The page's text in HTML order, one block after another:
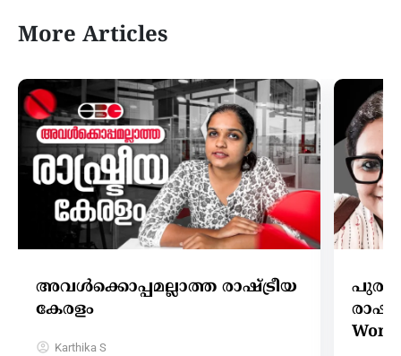
More Articles
അവള്‍ക്കൊപ്പമല്ലാത്ത രാഷ്ട്രീയ
കേരളം
Karthika S